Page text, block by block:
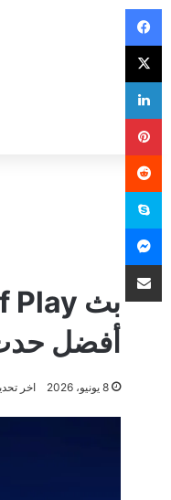
أفضل
8 يونيو، 2026 اخر تحديث
فيسبوك
‫X
لينكدإن
بينتيريست
سكايب
ماسنجر
مشاركة عبر البريد